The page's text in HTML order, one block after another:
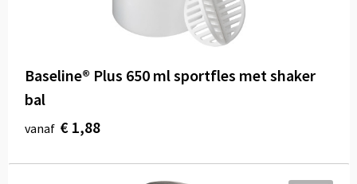
Baseline® Plus 650 ml sportfles met shaker
bal
vanaf € 1,88